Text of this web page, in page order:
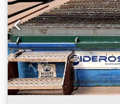
mm/min Ajuste de altura:
MÁQUINA Control: CNC
Capacidad del ventilador:
de la extracción: 5,5 kW
de ruido: 75 dB(A) (+
limpieza) Conexión de
Iopfx Abloa Consumo
conexión: 400 V/50 Hz o